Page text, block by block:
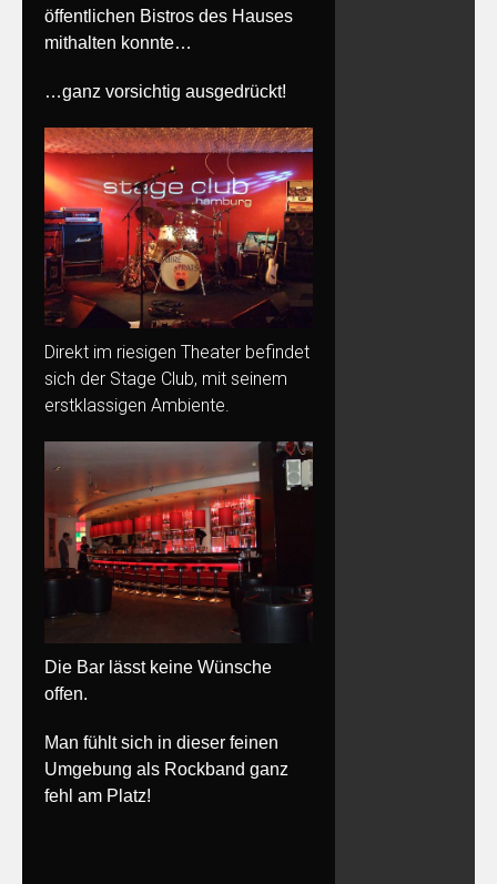
öffentlichen Bistros des Hauses
mithalten konnte…
…ganz vorsichtig ausgedrückt!
Direkt im riesigen Theater befindet
sich der Stage Club, mit seinem
erstklassigen Ambiente.
Die Bar lässt keine Wünsche
offen.
Man fühlt sich in dieser feinen
Umgebung als Rockband ganz
fehl am Platz!